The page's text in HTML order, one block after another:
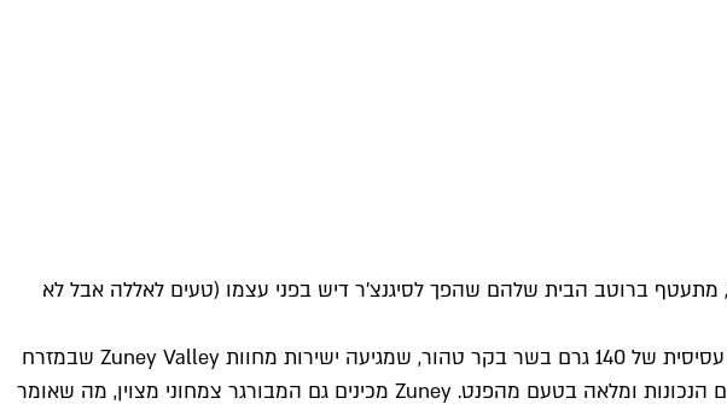
מתעטף ברוטב הבית שלהם שהפך לסיגנצ'ר דיש בפני עצמו (טעים לאללה אבל לא
ל‑Zuney יש קהל מעריצים מושבע בזכות איכות בשר הוואגיו שלהם. תחסלו קציצה עסיסית של 140 גרם בשר בקר טהור, שמגיעה ישירות מחוות Zuney Valley שבמזרח
קייפ. הקציצה המשוישת עם השוליים הפריכים הופכת את ההמבורגר הזה למנה מפנקת, מלכלכת בכל הדרכים הנכונות ומלאה בטעם מהפנט. Zuney מכינים גם המבורגר צמחוני מצוין, מה שאומר